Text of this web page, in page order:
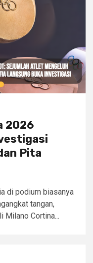
2026
Pita
di podium biasanya
tangan,
Milano Cortina...